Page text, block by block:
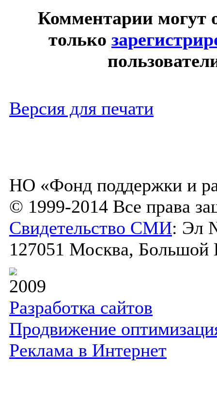
Комментарии могут
только
Версия для печати
НО «Фонд поддержки и
© 1999-2014 Все права
Свидетельство СМИ: Эл
127051 Москва, Большой
2009
Разработка сайтов
Продвижение
Реклама в Интернет